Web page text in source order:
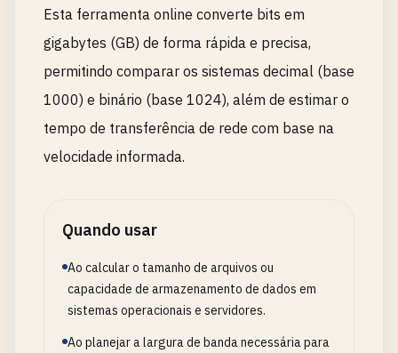
Esta ferramenta online converte bits em
gigabytes (GB) de forma rápida e precisa,
permitindo comparar os sistemas decimal (base
1000) e binário (base 1024), além de estimar o
tempo de transferência de rede com base na
velocidade informada.
Quando usar
Ao calcular o tamanho de arquivos ou
capacidade de armazenamento de dados em
sistemas operacionais e servidores.
Ao planejar a largura de banda necessária para